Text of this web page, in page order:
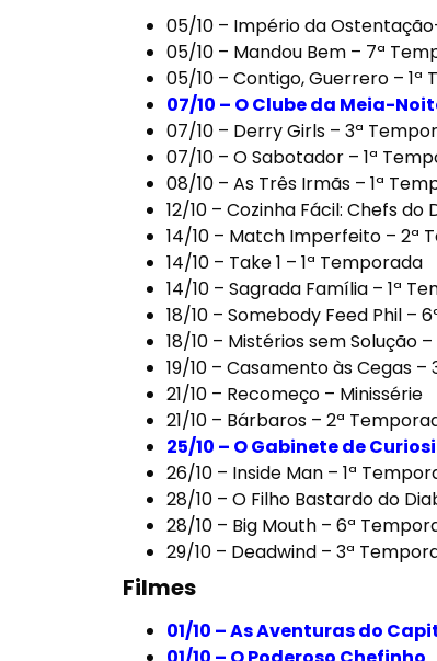
05/10 – Império da
05/10 – Mandou Bem – 7ª
05/10 – Contigo, Guerrero – 1ª
07/10 – O Clube da Meia-
07/10 – Derry Girls – 3ª
07/10 – O Sabotador – 1ª
08/10 – As Três Irmãs – 1ª
12/10 – Cozinha Fácil: Chefs do
14/10 – Match Imperfeito – 2ª
14/10 – Take 1 – 1ª Temporada
14/10 – Sagrada Família – 1ª
18/10 – Somebody Feed Phil –
18/10 – Mistérios sem Solução
19/10 – Casamento às Cegas –
21/10 – Recomeço – Minissérie
21/10 – Bárbaros – 2ª
25/10 – O Gabinete de
26/10 – Inside Man – 1ª
28/10 – O Filho Bastardo do
28/10 – Big Mouth – 6ª
29/10 – Deadwind – 3ª
Filmes
01/10 –As Aventuras do